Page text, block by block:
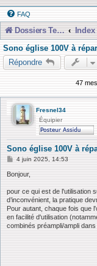
FAQ
Dossiers Techniques
Sono église 100V à
Répondre
47
Fresnel34
Équipier
Sono église 100V à
M
s
g
e
4 juin 2025, 14:53
Bonjour,
pour ce qui est de l'utilisation
d’inconvénient, la pratique
Pour autant, chaque fois que
en facilité d'utilisation
combinés préampli/ampli